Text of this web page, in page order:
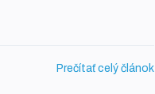
Prečítať celý článok